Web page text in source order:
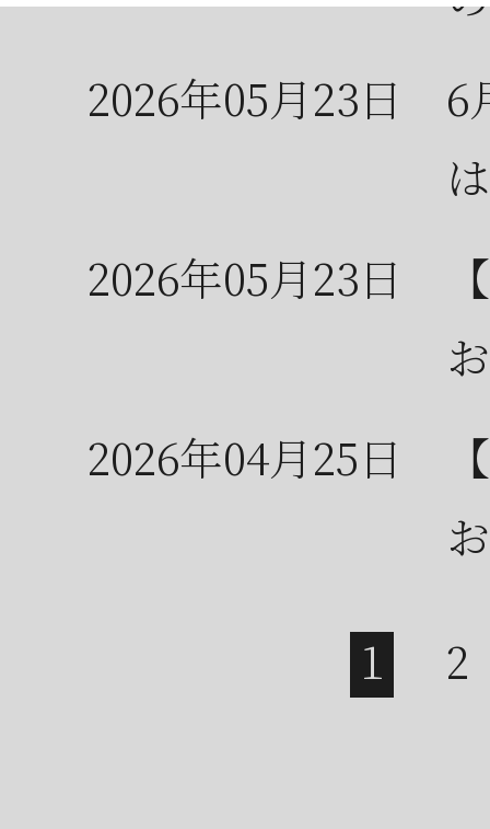
2026年05月23日
6
2026年05月23日
2026年04月25日